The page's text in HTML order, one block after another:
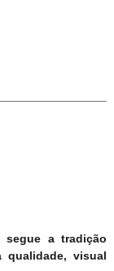
segue a tradição
qualidade, visual